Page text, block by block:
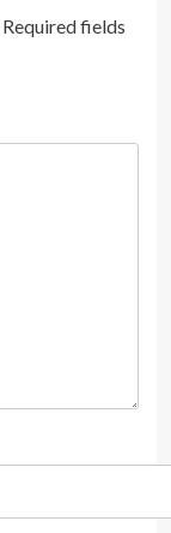
Required fields